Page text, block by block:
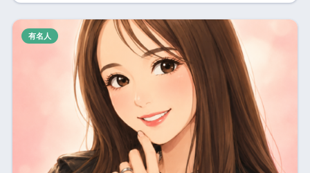
有名人